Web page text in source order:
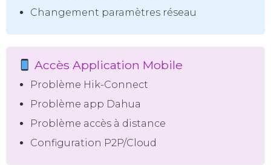
Changement paramètres réseau
Accès Application Mobile
Problème Hik-Connect
Problème app Dahua
Problème accès à distance
Configuration P2P/Cloud